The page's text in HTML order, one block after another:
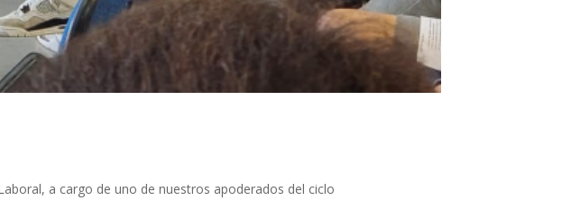
a cargo de uno de nuestros apoderados del ciclo